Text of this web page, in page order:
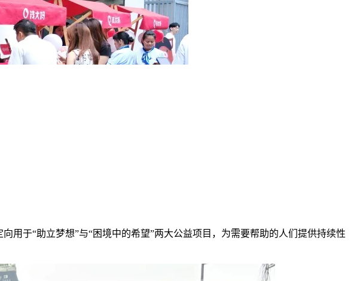
用于“助立梦想”与“困境中的希望”两大公益项目，为需要帮助的人们提供持续性